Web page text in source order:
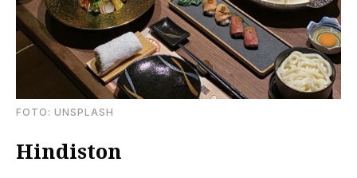
FOTО: UNSPLASH
Hindiston